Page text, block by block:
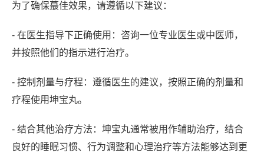
为了确保蕞佳效果，请遵循以下建议：
- 在医生指导下正确使用：咨询一位专业医生或中医师，
并按照他们的指示进行治疗。
- 控制剂量与疗程：遵循医生的建议，按照正确的剂量和
疗程使用坤宝丸。
- 结合其他治疗方法：坤宝丸通常被用作辅助治疗，结合
良好的睡眠习惯、行为调整和心理治疗等方法能够达到更